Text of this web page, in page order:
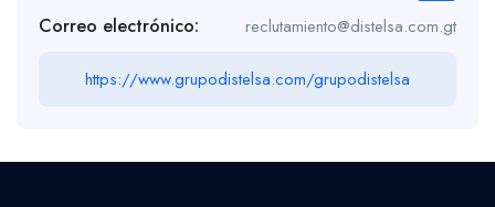
Correo electrónico: reclutamiento@distelsa.com.gt
https://www.grupodistelsa.com/grupodistelsa